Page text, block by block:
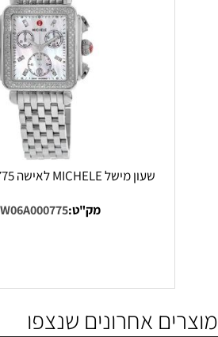
שעון מישל MICHELE לאישה MWW06A000775
מק"ט:
מוצרים אחרונים שנצפו